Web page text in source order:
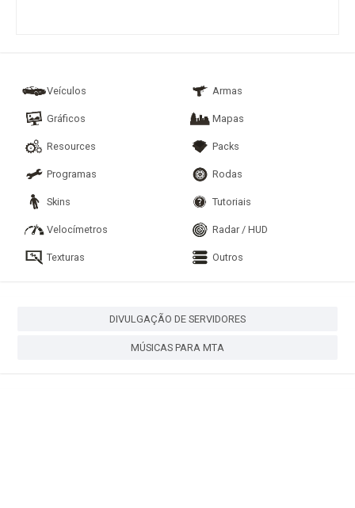
Veículos Armas
Gráficos Mapas
Resources Packs
Programas Rodas
Skins Tutoriais
Velocímetros Radar / HUD
Texturas Outros
DIVULGAÇÃO DE SERVIDORES
MÚSICAS PARA MTA